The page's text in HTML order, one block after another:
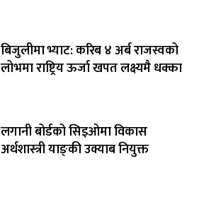
बिजुलीमा भ्याट: करिब ४ अर्ब राजस्वको
लोभमा राष्ट्रिय ऊर्जा खपत लक्ष्यमै धक्का
लगानी बोर्डको सिइओमा विकास
अर्थशास्त्री याङ्‌की उक्याब नियुक्त